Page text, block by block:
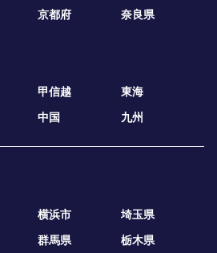
京都府
奈良県
甲信越
東海
中国 九州
横浜市
埼玉県
群馬県 栃木県